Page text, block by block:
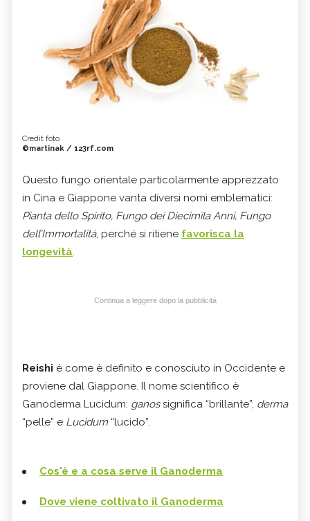
Credit foto
©martinak / 123rf.com
Questo fungo orientale particolarmente apprezzato
in Cina e Giappone vanta diversi nomi emblematici:
Pianta dello Spirito, Fungo dei Diecimila Anni, Fungo
dell’Immortalità, perché si ritiene favorisca la
longevità.
Continua a leggere dopo la pubblicità
Reishi è come è definito e conosciuto in Occidente e
proviene dal Giappone. Il nome scientifico è
Ganoderma Lucidum: ganossignifica “brillante”, derma
“pelle” e Lucidum “lucido”.
Cos'è e a cosa serve il Ganoderma
Dove viene coltivato il Ganoderma